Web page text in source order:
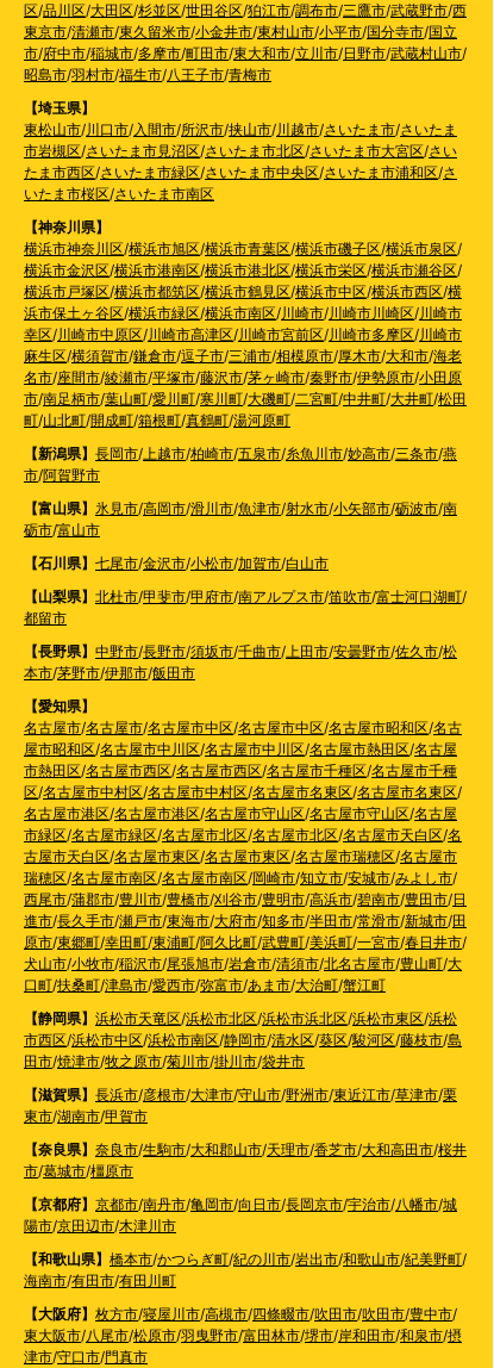
区/品川区/大田区/杉並区/世田谷区/狛江市/調布市/三鷹市/武蔵野市/西
東京市/清瀬市/東久留米市/小金井市/東村山市/小平市/国分寺市/国立
市/府中市/稲城市/多摩市/町田市/東大和市/立川市/日野市/武蔵村山市/
昭島市/羽村市/福生市/八王子市/青梅市
【埼玉県】
東松山市/川口市/入間市/所沢市/挟山市/川越市/さいたま市/さいたま
市岩槻区/さいたま市見沼区/さいたま市北区/さいたま市大宮区/さい
たま市西区/さいたま市緑区/さいたま市中央区/さいたま市浦和区/さ
いたま市桜区/さいたま市南区
【神奈川県】
横浜市神奈川区/横浜市旭区/横浜市青葉区/横浜市磯子区/横浜市泉区/
横浜市金沢区/横浜市港南区/横浜市港北区/横浜市栄区/横浜市瀬谷区/
横浜市戸塚区/横浜市都筑区/横浜市鶴見区/横浜市中区/横浜市西区/横
浜市保土ヶ谷区/横浜市緑区/横浜市南区/川崎市/川崎市川崎区/川崎市
幸区/川崎市中原区/川崎市高津区/川崎市宮前区/川崎市多摩区/川崎市
麻生区/横須賀市/鎌倉市/逗子市/三浦市/相模原市/厚木市/大和市/海老
名市/座間市/綾瀬市/平塚市/藤沢市/茅ヶ崎市/秦野市/伊勢原市/小田原
市/南足柄市/葉山町/愛川町/寒川町/大磯町/二宮町/中井町/大井町/松田
町/山北町/開成町/箱根町/真鶴町/湯河原町
【新潟県】 長岡市/上越市/柏崎市/五泉市/糸魚川市/妙高市/三条市/燕
市/阿賀野市
【富山県】 氷見市/高岡市/滑川市/魚津市/射水市/小矢部市/砺波市/南
砺市/富山市
【石川県】 七尾市/金沢市/小松市/加賀市/白山市
【山梨県】 北杜市/甲斐市/甲府市/南アルプス市/笛吹市/富士河口湖町/
都留市
【長野県】 中野市/長野市/須坂市/千曲市/上田市/安曇野市/佐久市/松
本市/茅野市/伊那市/飯田市
【愛知県】
名古屋市/名古屋市/名古屋市中区/名古屋市中区/名古屋市昭和区/名古
屋市昭和区/名古屋市中川区/名古屋市中川区/名古屋市熱田区/名古屋
市熱田区/名古屋市西区/名古屋市西区/名古屋市千種区/名古屋市千種
区/名古屋市中村区/名古屋市中村区/名古屋市名東区/名古屋市名東区/
名古屋市港区/名古屋市港区/名古屋市守山区/名古屋市守山区/名古屋
市緑区/名古屋市緑区/名古屋市北区/名古屋市北区/名古屋市天白区/名
古屋市天白区/名古屋市東区/名古屋市東区/名古屋市瑞穂区/名古屋市
瑞穂区/名古屋市南区/名古屋市南区/岡崎市/知立市/安城市/みよし市/
西尾市/蒲郡市/豊川市/豊橋市/刈谷市/豊明市/高浜市/碧南市/豊田市/日
進市/長久手市/瀬戸市/東海市/大府市/知多市/半田市/常滑市/新城市/田
原市/東郷町/幸田町/東浦町/阿久比町/武豊町/美浜町/一宮市/春日井市/
犬山市/小牧市/稲沢市/尾張旭市/岩倉市/清須市/北名古屋市/豊山町/大
口町/扶桑町/津島市/愛西市/弥富市/あま市/大治町/蟹江町
【静岡県】 浜松市天竜区/浜松市北区/浜松市浜北区/浜松市東区/浜松
市西区/浜松市中区/浜松市南区/静岡市/清水区/葵区/駿河区/藤枝市/島
田市/焼津市/牧之原市/菊川市/掛川市/袋井市
【滋賀県】 長浜市/彦根市/大津市/守山市/野洲市/東近江市/草津市/栗
東市/湖南市/甲賀市
【奈良県】 奈良市/生駒市/大和郡山市/天理市/香芝市/大和高田市/桜井
市/葛城市/橿原市
【京都府】 京都市/南丹市/亀岡市/向日市/長岡京市/宇治市/八幡市/城
陽市/京田辺市/木津川市
【和歌山県】 橋本市/かつらぎ町/紀の川市/岩出市/和歌山市/紀美野町/
海南市/有田市/有田川町
【大阪府】 枚方市/寝屋川市/高槻市/四條畷市/吹田市/吹田市/豊中市/
東大阪市/八尾市/松原市/羽曳野市/富田林市/堺市/岸和田市/和泉市/摂
津市/守口市/門真市